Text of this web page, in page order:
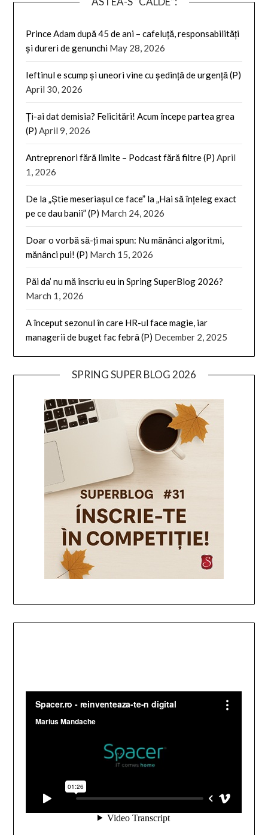
Prince Adam după 45 de ani – cafeluță, responsabilități
și dureri de genunchi May 28, 2026
Ieftinul e scump și uneori vine cu ședință de urgență (P)
April 30, 2026
Ți-ai dat demisia? Felicitări! Acum începe partea grea
(P) April 9, 2026
Antreprenori fără limite – Podcast fără filtre (P) April
1, 2026
De la „Știe meseriașul ce face” la „Hai să înțeleg exact
pe ce dau banii” (P) March 24, 2026
Doar o vorbă să-ți mai spun: Nu mănânci algoritmi,
mănânci pui! (P) March 15, 2026
Păi da’ nu mă înscriu eu in Spring SuperBlog 2026?
March 1, 2026
A început sezonul în care HR-ul face magie, iar
managerii de buget fac febră (P) December 2, 2025
SPRING SUPER BLOG 2026